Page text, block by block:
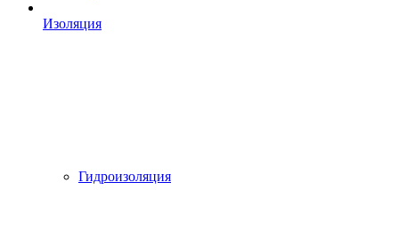
Изоляция
Гидроизоляция